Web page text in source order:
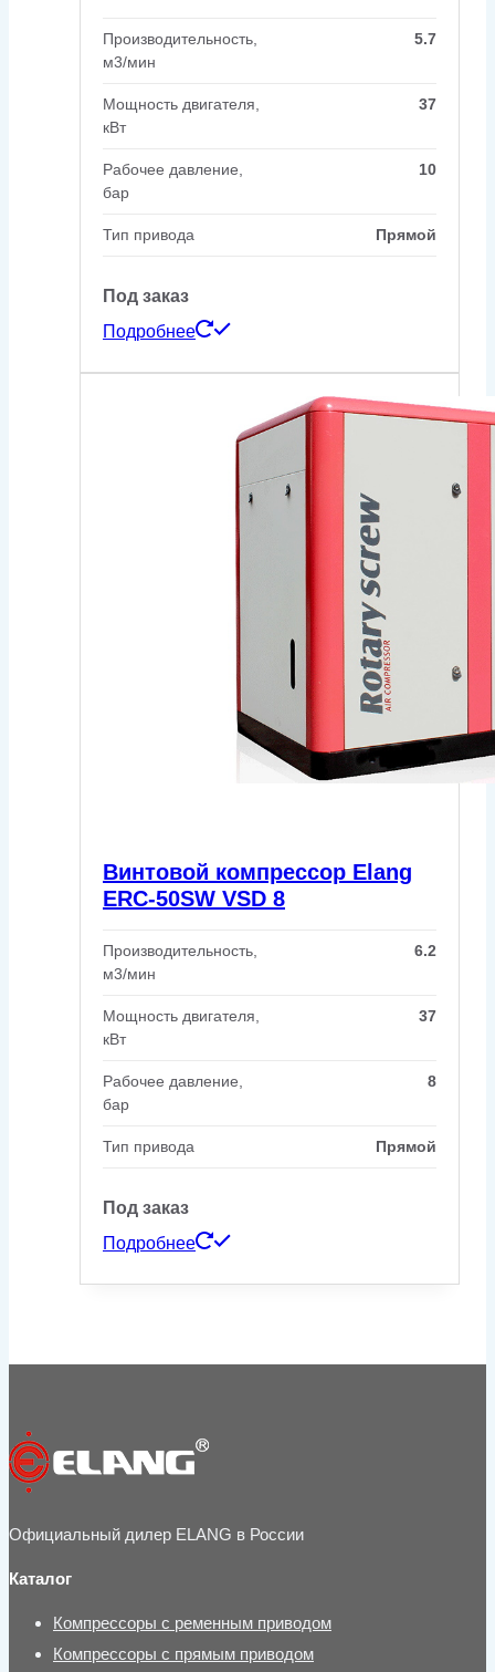
Производительность,
м3/мин
5.7
Мощность двигателя,
кВт
37
Рабочее давление,
бар
10
Тип привода Прямой
Под заказ
Подробнее
Винтовой компрессор Elang
ERC-50SW VSD 8
Производительность,
м3/мин
6.2
Мощность двигателя,
кВт
37
Рабочее давление,
бар
8
Тип привода Прямой
Под заказ
Подробнее
Официальный дилер ELANG в России
Каталог
Компрессоры с ременным приводом
Компрессоры с прямым приводом